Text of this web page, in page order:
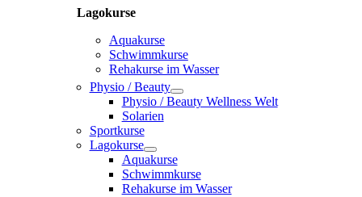
Lagokurse
Aquakurse
Schwimmkurse
Rehakurse im Wasser
Physio / Beauty
Physio / Beauty Wellness Welt
Solarien
Sportkurse
Lagokurse
Aquakurse
Schwimmkurse
Rehakurse im Wasser